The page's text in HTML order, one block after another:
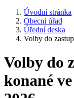
Úvodní stránka
Obecní úřad
Úřední deska
Volby do
Volby do
konané